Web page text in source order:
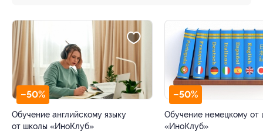
–50%
Обучение английскому языку
от школы «ИноКлуб»
–50%
Обучение немецкому от
«ИноКлуб»